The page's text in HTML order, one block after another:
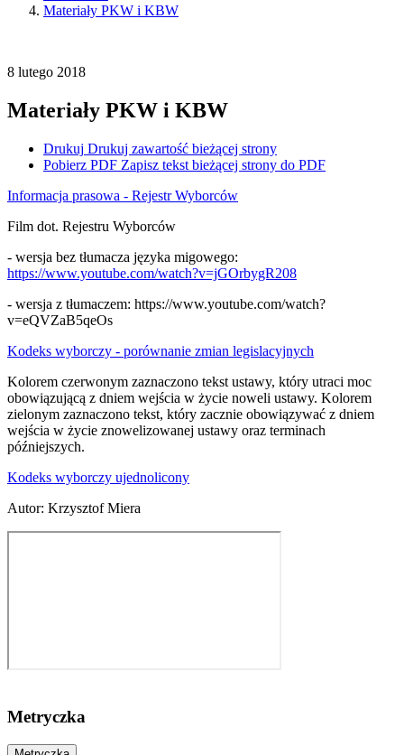
Materiały PKW i KBW
8 lutego 2018
Materiały PKW i KBW
Drukuj Drukuj zawartość bieżącej strony
Pobierz PDF Zapisz tekst bieżącej strony do PDF
Informacja prasowa - Rejestr Wyborców
Film dot. Rejestru Wyborców
- wersja bez tłumacza języka migowego:
https://www.youtube.com/watch?v=jGOrbygR208
- wersja z tłumaczem: https://www.youtube.com/watch?
v=eQVZaB5qeOs
Kodeks wyborczy - porównanie zmian legislacyjnych
Kolorem czerwonym zaznaczono tekst ustawy, który utraci moc
obowiązującą z dniem wejścia w życie noweli ustawy. Kolorem
zielonym zaznaczono tekst, który zacznie obowiązywać z dniem
wejścia w życie znowelizowanej ustawy oraz terminach
późniejszych.
Kodeks wyborczy ujednolicony
Autor: Krzysztof Miera
Metryczka